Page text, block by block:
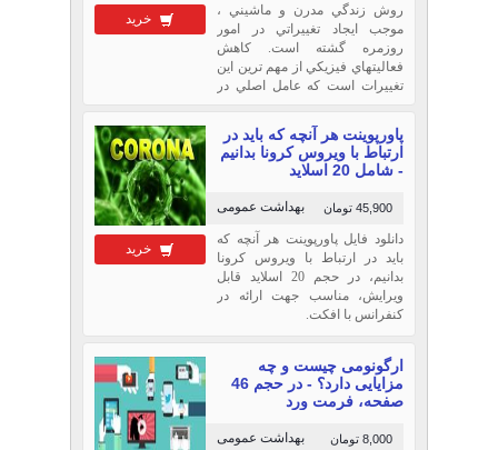
خرید
روش زندگي مدرن و ماشيني ،
موجب ايجاد تغييراتي در امور
روزمره گشته است. كاهش
فعاليتهاي فيزيكي از مهم ترين اين
تغييرات است كه عامل اصلي در
گوناگون بالاخص امراض قلبي به
شمار مي‌ايد. پرداختن به ورزش به
منظور جبران اين كاهش در
فعاليت هاي روز
خرید
پاورپوینت هر آنچه که باید در
ارتباط با ویروس کرونا بدانیم
- شامل 20 اسلاید
بهداشت عمومی 45,900 تومان
دانلود فایل پاورپوینت هر آنچه که
باید در ارتباط با ویروس کرونا
بدانیم، در حجم 20 اسلاید قابل
ویرایش، مناسب جهت ارائه در
کنفرانس با افکت.
ارگونومی چیست و چه
مزایایی دارد؟ - در حجم 46
صفحه، فرمت ورد
بهداشت عمومی 8,000 تومان